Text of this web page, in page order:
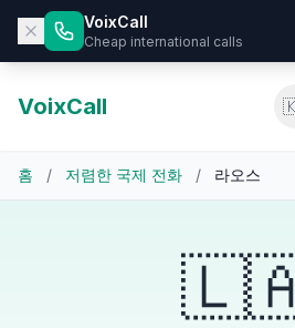
VoixCall
Cheap international calls
VoixCall
홈 / 저렴한 국제 전화 / 라오스